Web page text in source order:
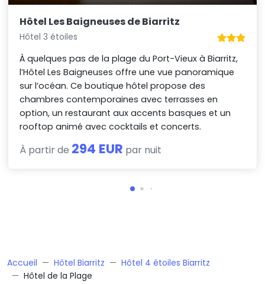
Hôtel Les Baigneuses de Biarritz
Hôtel 3 étoiles
À quelques pas de la plage du Port-Vieux à Biarritz,
l’Hôtel Les Baigneuses offre une vue panoramique
sur l’océan. Ce boutique hôtel propose des
chambres contemporaines avec terrasses en
option, un restaurant aux accents basques et un
rooftop animé avec cocktails et concerts.
À partir de 294 EUR par nuit
Accueil Hôtel Biarritz
Hôtel 4 étoiles Biarritz
Hôtel de la Plage